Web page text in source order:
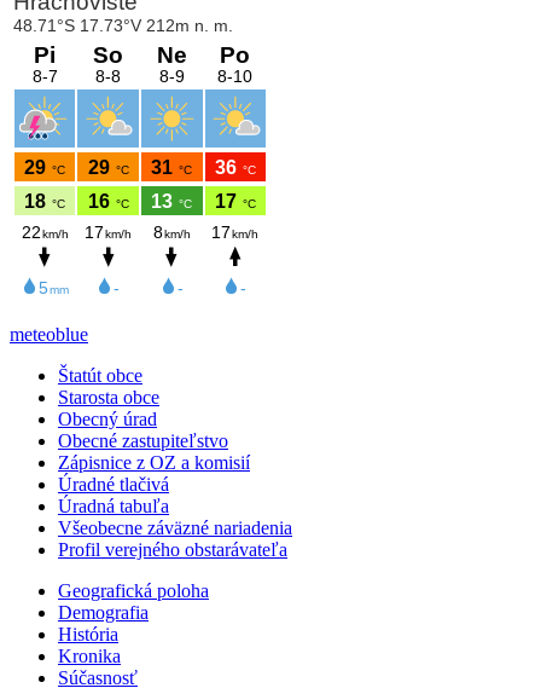
meteoblue
Štatút obce
Starosta obce
Obecný úrad
Obecné zastupiteľstvo
Zápisnice z OZ a komisií
Úradné tlačivá
Úradná tabuľa
Všeobecne záväzné nariadenia
Profil verejného obstarávateľa
Geografická poloha
Demografia
História
Kronika
Súčasnosť